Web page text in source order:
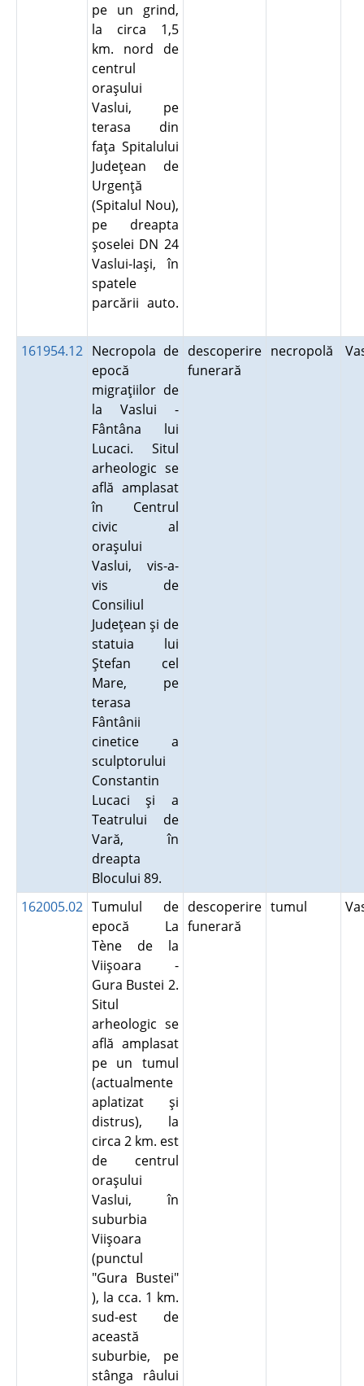
pe un grind,
la circa 1,5
km. nord de
centrul
oraşului
Vaslui, pe
terasa din
faţa Spitalului
Judeţean de
Urgenţă
(Spitalul Nou),
pe dreapta
şoselei DN 24
Vaslui-Iaşi, în
spatele
parcării auto.
161954.12 Necropola de
epocă
migraţiilor de
la Vaslui -
Fântâna lui
Lucaci. Situl
arheologic se
află amplasat
în Centrul
civic al
oraşului
Vaslui, vis-a-
vis de
Consiliul
Judeţean şi de
statuia lui
Ştefan cel
Mare, pe
terasa
Fântânii
cinetice a
sculptorului
Constantin
Lucaci şi a
Teatrului de
Vară, în
dreapta
Blocului 89.
descoperire
funerară
necropolă
162005.02 Tumulul de
epocă La
Tène de la
Viişoara -
Gura Bustei 2.
Situl
arheologic se
află amplasat
pe un tumul
(actualmente
aplatizat şi
distrus), la
circa 2 km. est
de centrul
oraşului
Vaslui, în
suburbia
Viişoara
(punctul
"Gura Bustei"
), la cca. 1 km.
sud-est de
această
suburbie, pe
stânga râului
descoperire
funerară
tumul